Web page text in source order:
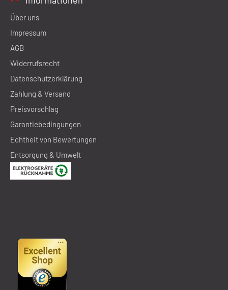
Über uns
Impressum
AGB
Widerrufsrecht
Datenschutzerklärung
Zahlung & Versand
Preisvorschlag
Garantiebedingungen
Echtheit von Bewertungen
Entsorgung & Umwelt